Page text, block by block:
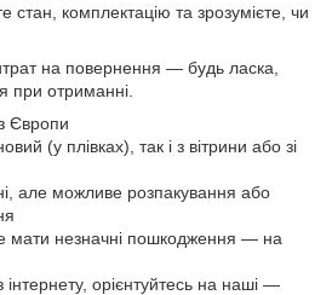
стан, комплектацію та зрозумієте, чи
на повернення — будь ласка,
при отриманні.
Європи
(у плівках), так і з вітрини або зі
але можливе розпакування або
мати незначні пошкодження — на
орієнтуйтесь на наші —